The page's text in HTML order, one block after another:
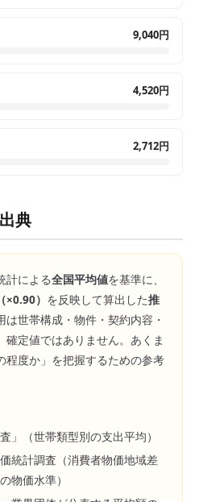
9,040円
4,520円
2,712円
典
計による全国平均値を基準に、
×0.90） を反映して算出した推
は世帯構成・物件・契約内容・
定値ではありません。あくま
程度か」を把握するための参考
」（世帯類型別の支出平均）
統計調査（消費者物価地域差
物価水準）